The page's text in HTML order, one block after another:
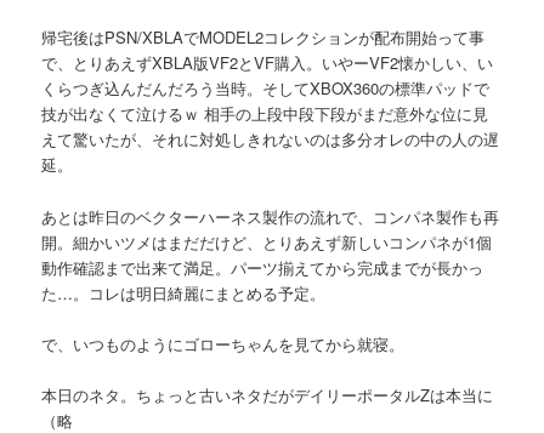
帰宅後はPSN/XBLAでMODEL2コレクションが配布開始って事
で、とりあえずXBLA版VF2とVF購入。いやーVF2懐かしい、い
くらつぎ込んだんだろう当時。そしてXBOX360の標準パッドで
技が出なくて泣けるｗ 相手の上段中段下段がまだ意外な位に見
えて驚いたが、それに対処しきれないのは多分オレの中の人の遅
延。
あとは昨日のベクターハーネス製作の流れで、コンパネ製作も再
開。細かいツメはまだだけど、とりあえず新しいコンパネが1個
動作確認まで出来て満足。パーツ揃えてから完成までが長かっ
た…。コレは明日綺麗にまとめる予定。
で、いつものようにゴローちゃんを見てから就寝。
本日のネタ。ちょっと古いネタだがデイリーポータルZは本当に
（略